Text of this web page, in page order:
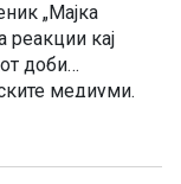
„Мајка
реакции кај
доби
медиуми.
дека